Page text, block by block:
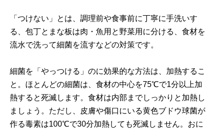
「つけない」とは、調理前や食事前に丁寧に手洗いす
る、包丁とまな板は肉・魚用と野菜用に分ける、食材を
流水で洗って細菌を流すなどの対策です。
細菌を「やっつける」のに効果的な方法は、加熱するこ
と。ほとんどの細菌は、食材の中心を75℃で1分以上加
熱すると死滅します。食材は内部までしっかりと加熱し
ましょう。ただし、皮膚や傷口にいる黄色ブドウ球菌が
作る毒素は100℃で30分加熱しても死滅しません。おに